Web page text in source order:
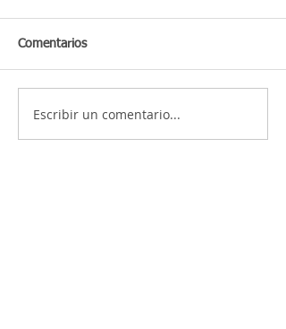
Comentarios
Escribir un comentario...